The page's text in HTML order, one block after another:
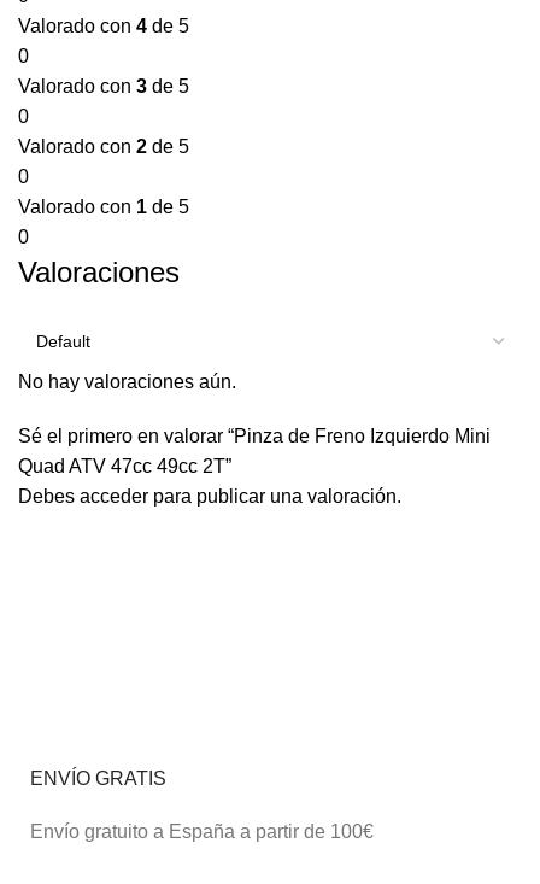
Valorado con 4 de 5
0
Valorado con 3 de 5
0
Valorado con 2 de 5
0
Valorado con 1 de 5
0
Valoraciones
No hay valoraciones aún.
Sé el primero en valorar “Pinza de Freno Izquierdo Mini
Quad ATV 47cc 49cc 2T”
Debes acceder para publicar una valoración.
ENVÍO GRATIS
Envío gratuito a España a partir de 100€